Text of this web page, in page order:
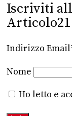
Iscriviti
Articolo21
Indirizzo
Nome
Ho letto e